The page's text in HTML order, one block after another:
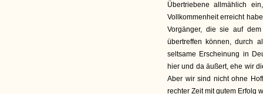
Übertriebene allmählich
Vollkommenheit erreicht
Vorgänger, die sie auf
übertreffen können, durch
seltsame Erscheinung in
hier und da äußert, ehe wir
Aber wir sind nicht ohne
rechter Zeit mit gutem Erfolg